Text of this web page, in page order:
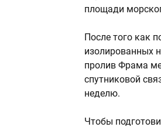
площади
После того как
изолированных
пролив Фрама
спутниковой
неделю.
Чтобы